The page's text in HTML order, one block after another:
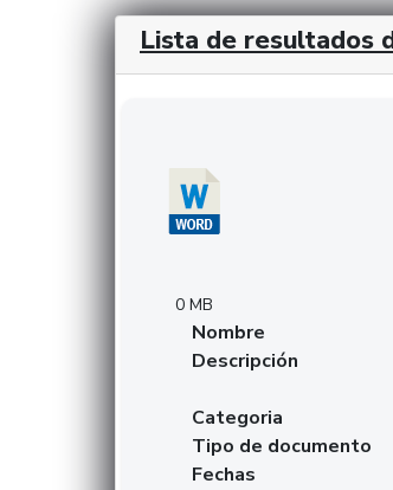
Lista de resultados
0 MB
Nombre
Descripción
Categoria
Tipo de documento
Fechas